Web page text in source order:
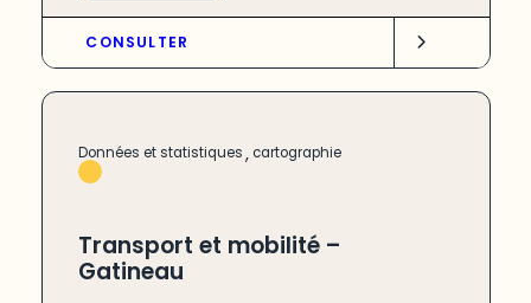
CONSULTER
Données et statistiques, cartographie
Transport et mobilité –
Gatineau